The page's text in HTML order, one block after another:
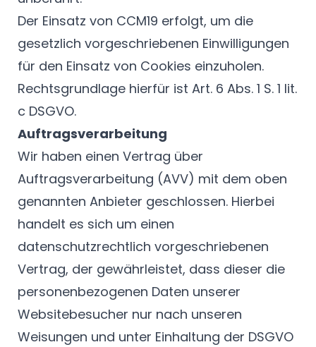
Der Einsatz von CCM19 erfolgt, um die
gesetzlich vorgeschriebenen Einwilligungen
für den Einsatz von Cookies einzuholen.
Rechtsgrundlage hierfür ist Art. 6 Abs. 1 S. 1 lit.
c DSGVO.
Auftragsverarbeitung
Wir haben einen Vertrag über
Auftragsverarbeitung (AVV) mit dem oben
genannten Anbieter geschlossen. Hierbei
handelt es sich um einen
datenschutzrechtlich vorgeschriebenen
Vertrag, der gewährleistet, dass dieser die
personenbezogenen Daten unserer
Websitebesucher nur nach unseren
Weisungen und unter Einhaltung der DSGVO